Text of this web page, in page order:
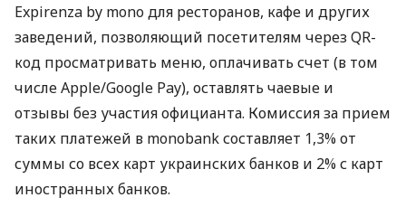
Expirenza by mono для ресторанов, кафе и других
заведений, позволяющий посетителям через QR-
код просматривать меню, оплачивать счет (в том
числе Apple/Google Pay), оставлять чаевые и
отзывы без участия официанта. Комиссия за прием
таких платежей в monobank составляет 1,3% от
суммы со всех карт украинских банков и 2% с карт
иностранных банков.